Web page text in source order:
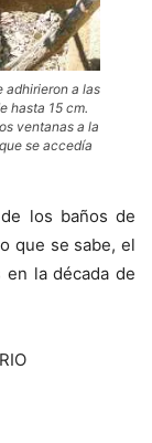
adhirieron a las
hasta 15 cm.
ventanas a la
se accedía
los baños de
que se sabe, el
en la década de